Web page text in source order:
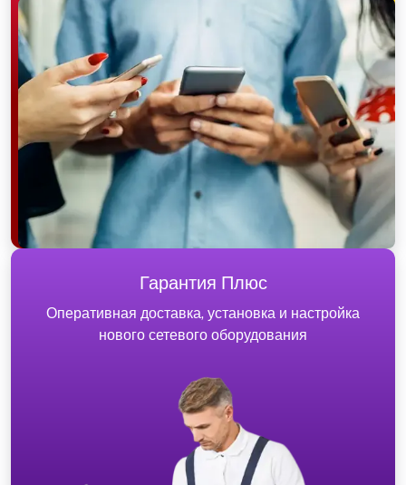
Гарантия Плюс
Оперативная доставка, установка и настройка
нового сетевого оборудования